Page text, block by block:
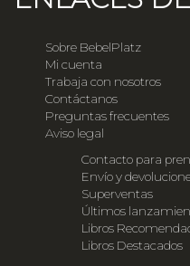
Sobre BebelPlatz
Mi cuenta
Trabaja con nosotros
Contáctanos
Preguntas frecuentes
Aviso legal
Contacto para
Envío y
Superventas
Últimos
Libros
Libros Destacados